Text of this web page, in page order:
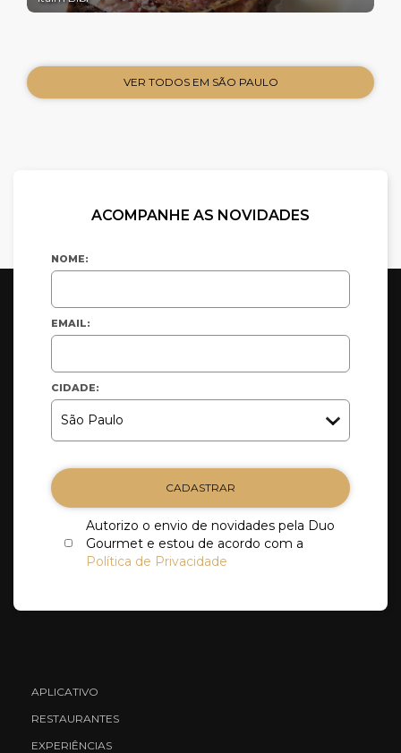
VER TODOS EM SÃO PAULO
ACOMPANHE AS NOVIDADES
NOME:
EMAIL:
CIDADE:
CADASTRAR
Autorizo o envio de novidades pela Duo
Gourmet e estou de acordo com a
Política de Privacidade
APLICATIVO
RESTAURANTES
EXPERIÊNCIAS